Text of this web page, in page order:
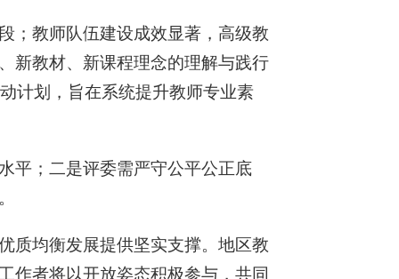
；教师队伍建设成效显著，高级教
新教材、新课程理念的理解与践行
计划，旨在系统提升教师专业素
平；二是评委需严守公平公正底
质均衡发展提供坚实支撑。地区教
作者将以开放姿态积极参与，共同